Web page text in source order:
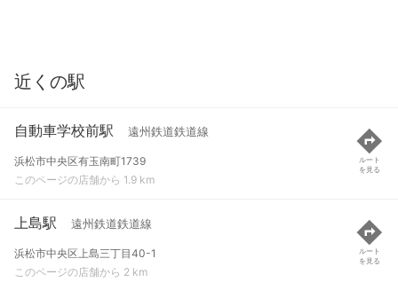
近くの駅
自動車学校前駅 遠州鉄道鉄道線
浜松市中央区有玉南町1739
このページの店舗から 1.9 km
ルート
を見る
上島駅 遠州鉄道鉄道線
浜松市中央区上島三丁目40-1
このページの店舗から 2 km
ルート
を見る